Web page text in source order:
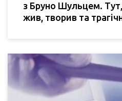
з Бруно Шульцем.
жив, творив та